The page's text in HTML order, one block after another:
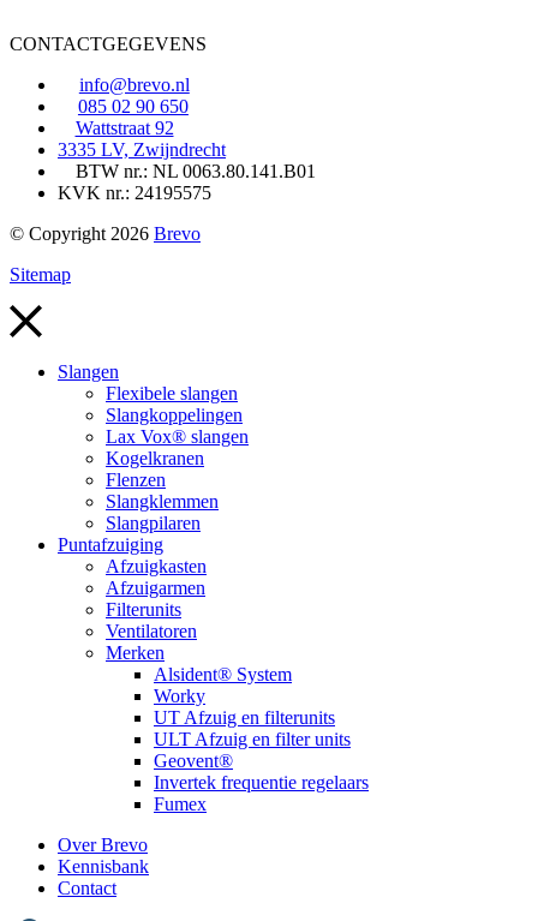
CONTACTGEGEVENS
info@brevo.nl
085 02 90 650
Wattstraat 92
3335 LV, Zwijndrecht
BTW nr.: NL 0063.80.141.B01
KVK nr.: 24195575
© Copyright 2026 Brevo
Sitemap
Slangen
Flexibele slangen
Slangkoppelingen
Lax Vox® slangen
Kogelkranen
Flenzen
Slangklemmen
Slangpilaren
Puntafzuiging
Afzuigkasten
Afzuigarmen
Filterunits
Ventilatoren
Merken
Alsident® System
Worky
UT Afzuig en filterunits
ULT Afzuig en filter units
Geovent®
Invertek frequentie regelaars
Fumex
Over Brevo
Kennisbank
Contact